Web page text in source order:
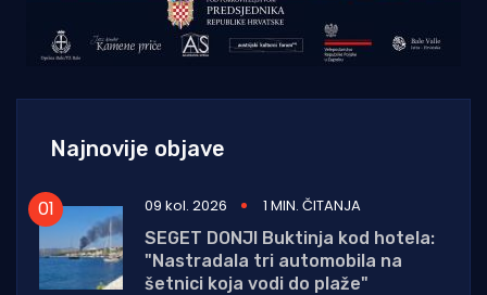
Najnovije objave
09 kol. 2026
1 MIN. ČITANJA
SEGET DONJI Buktinja kod hotela:
"Nastradala tri automobila na
šetnici koja vodi do plaže"